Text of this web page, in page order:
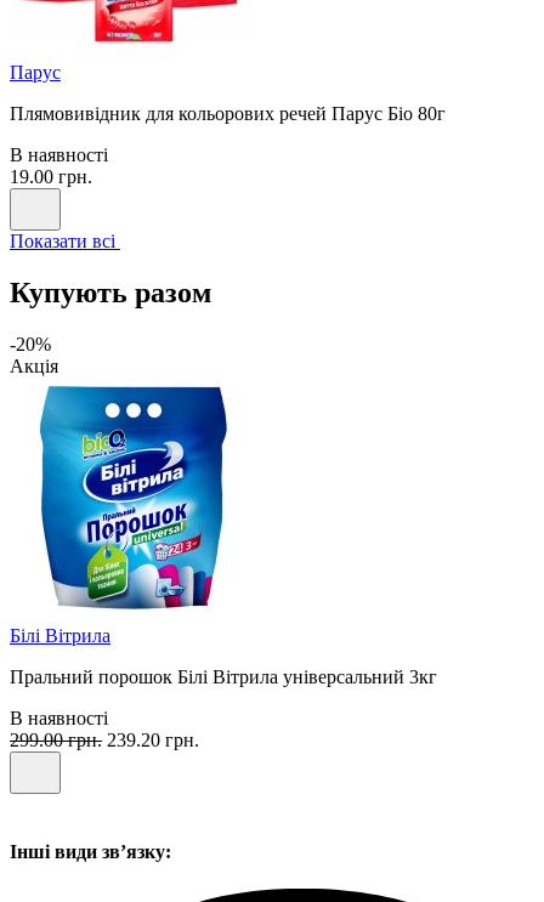
Парус
Плямовивідник для кольорових речей Парус Біо 80г
В наявності
19.00 грн.
Показати всі
Купують разом
-20%
Акція
Білі Вітрила
Пральний порошок Білі Вітрила універсальний 3кг
В наявності
299.00 грн. 239.20 грн.
Інші види звʼязку: